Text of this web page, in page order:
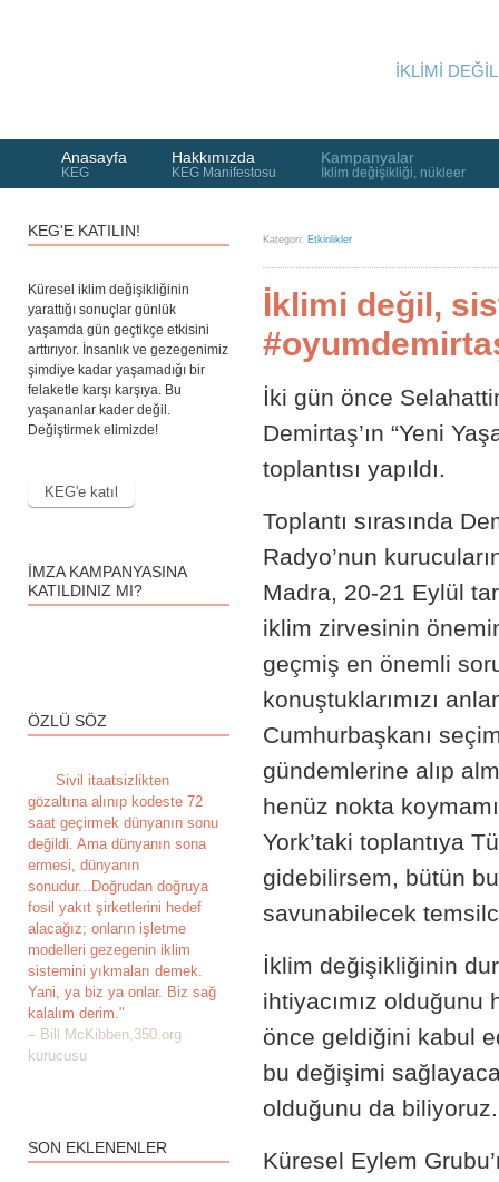
İKLİMİ
Anasayfa
KEG
Hakkımızda
KEG Manifestosu
Kampanyalar
İklim değişikliği, nükleer
Kategori: Etkinlikler
İklimi değil,
İki gün önce
Demirtaş’ın “Yeni
toplantısı yapıldı.
Toplantı sırasında
Radyo’nun
Madra, 20-21 Eylül
iklim zirvesinin
geçmiş en önemli
konuştuklarımızı
Cumhurbaşkanı
gündemlerine alıp
henüz nokta
York’taki toplantıya
gidebilirsem, bütün bu
savunabilecek
İklim değişikliğinin
ihtiyacımız olduğunu
önce geldiğini kabul
bu değişimi
olduğunu da biliyoruz.
Küresel Eylem
KEG'E KATILIN!
Küresel iklim değişikliğinin
yarattığı sonuçlar günlük
yaşamda gün geçtikçe etkisini
arttırıyor. İnsanlık ve gezegenimiz
şimdiye kadar yaşamadığı bir
felaketle karşı karşıya. Bu
yaşananlar kader değil.
Değiştirmek elimizde!
İMZA KAMPANYASINA
KATILDINIZ MI?
ÖZLÜ SÖZ
Sivil itaatsizlikten
gözaltına alınıp kodeste 72
saat geçirmek dünyanın sonu
değildi. Ama dünyanın sona
ermesi, dünyanın
sonudur...Doğrudan doğruya
fosil yakıt şirketlerini hedef
alacağız; onların işletme
modelleri gezegenin iklim
sistemini yıkmaları demek.
Yani, ya biz ya onlar. Biz sağ
kalalım derim."
– Bill McKibben,350.org
kurucusu
SON EKLENENLER